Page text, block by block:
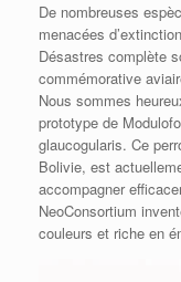
De nombreuses
menacées
Désastres complète
commémorative
Nous sommes
prototype de
glaucogularis. Ce
Bolivie, est
accompagner
NeoConsortium
couleurs et riche en